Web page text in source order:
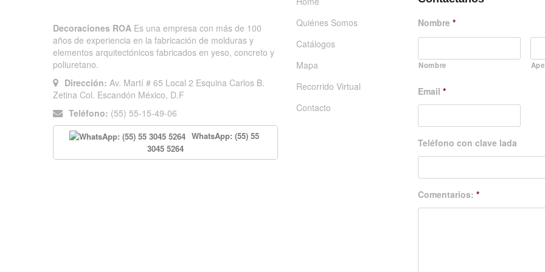
Decoraciones ROA Es una empresa con más de 100
años de experiencia en la fabricación de molduras y
elementos arquitectónicos fabricados en yeso, concreto y
poliuretano.
Dirección: Av. Martí # 65 Local 2 Esquina Carlos B.
Zetina Col. Escandón México, D.F
Teléfono: (55) 55-15-49-06
WhatsApp: (55) 55
3045 5264
Quiénes Somos
Catálogos
Mapa
Recorrido Virtual
Contacto
Nombre *
Nombre
Email *
Teléfono con clave lada
Comentarios: *